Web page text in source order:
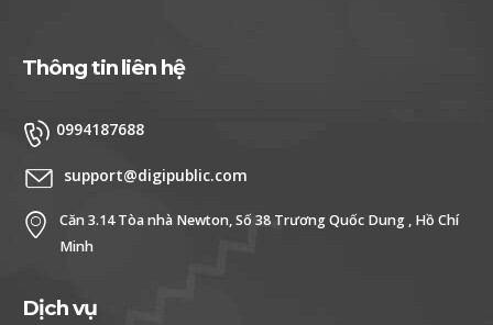
Thông tin liên hệ
0994187688
support@digipublic.com
Căn 3.14 Tòa nhà Newton, Số 38 Trương Quốc Dung , Hồ Chí
Minh
Dịch vụ